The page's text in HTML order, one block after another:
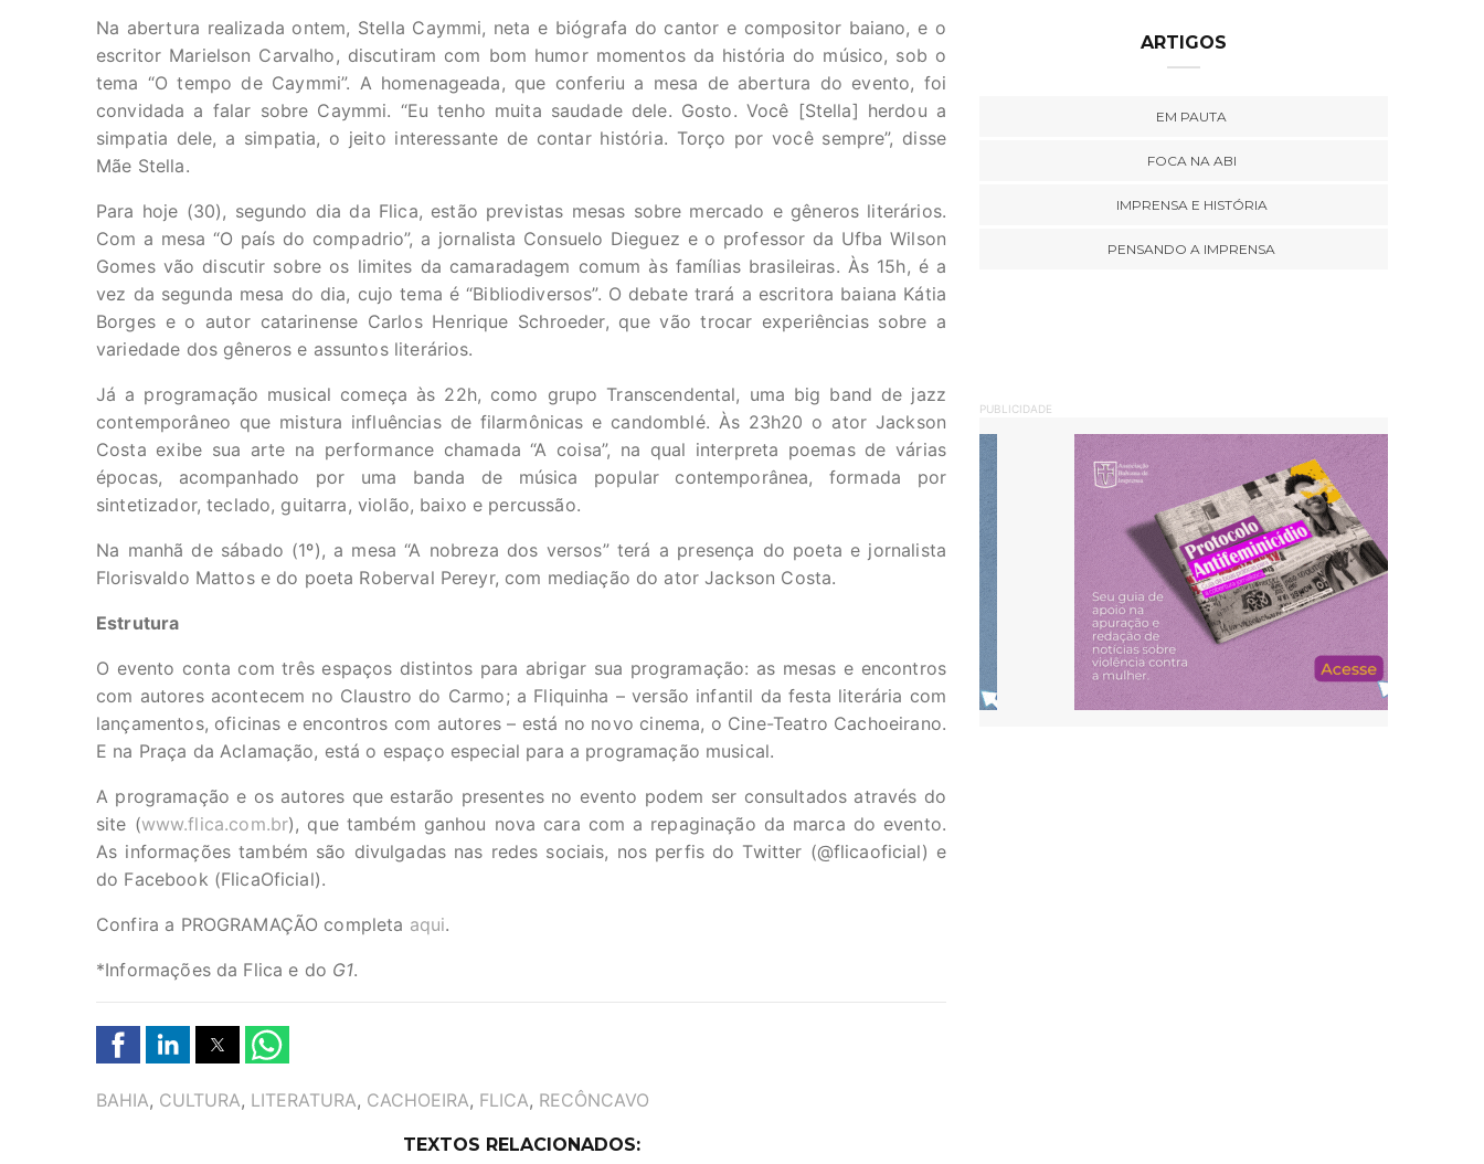
Na abertura realizada ontem, Stella Caymmi, neta e biógrafa do cantor e compositor baiano, e o
escritor Marielson Carvalho, discutiram com bom humor momentos da história do músico, sob o
tema “O tempo de Caymmi”. A homenageada, que conferiu a mesa de abertura do evento, foi
convidada a falar sobre Caymmi. “Eu tenho muita saudade dele. Gosto. Você [Stella] herdou a
simpatia dele, a simpatia, o jeito interessante de contar história. Torço por você sempre”, disse
Mãe Stella.
Para hoje (30), segundo dia da Flica, estão previstas mesas sobre mercado e gêneros literários.
Com a mesa “O país do compadrio”, a jornalista Consuelo Dieguez e o professor da Ufba Wilson
Gomes vão discutir sobre os limites da camaradagem comum às famílias brasileiras. Às 15h, é a
vez da segunda mesa do dia, cujo tema é “Bibliodiversos”. O debate trará a escritora baiana Kátia
Borges e o autor catarinense Carlos Henrique Schroeder, que vão trocar experiências sobre a
variedade dos gêneros e assuntos literários.
Já a programação musical começa às 22h, como grupo Transcendental, uma big band de jazz
contemporâneo que mistura influências de filarmônicas e candomblé. Às 23h20 o ator Jackson
Costa exibe sua arte na performance chamada “A coisa”, na qual interpreta poemas de várias
épocas, acompanhado por uma banda de música popular contemporânea, formada por
sintetizador, teclado, guitarra, violão, baixo e percussão.
Na manhã de sábado (1º), a mesa “A nobreza dos versos” terá a presença do poeta e jornalista
Florisvaldo Mattos e do poeta Roberval Pereyr, com mediação do ator Jackson Costa.
Estrutura
O evento conta com três espaços distintos para abrigar sua programação: as mesas e encontros
com autores acontecem no Claustro do Carmo; a Fliquinha – versão infantil da festa literária com
lançamentos, oficinas e encontros com autores – está no novo cinema, o Cine-Teatro Cachoeirano.
E na Praça da Aclamação, está o espaço especial para a programação musical.
A programação e os autores que estarão presentes no evento podem ser consultados através do
site (www.flica.com.br), que também ganhou nova cara com a repaginação da marca do evento.
As informações também são divulgadas nas redes sociais, nos perfis do Twitter (@flicaoficial) e
do Facebook (FlicaOficial).
Confira a PROGRAMAÇÃO completa aqui.
*Informações da Flica e do G1.
TAGS
BAHIA, CULTURA, LITERATURA, CACHOEIRA, FLICA, RECÔNCAVO
TEXTOS RELACIONADOS:
ARTIGOS
EM PAUTA
FOCA NA ABI
IMPRENSA E HISTÓRIA
PENSANDO A IMPRENSA
PUBLICIDADE